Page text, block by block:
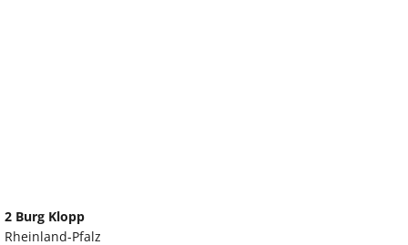
2 Burg Klopp
Rheinland-Pfalz